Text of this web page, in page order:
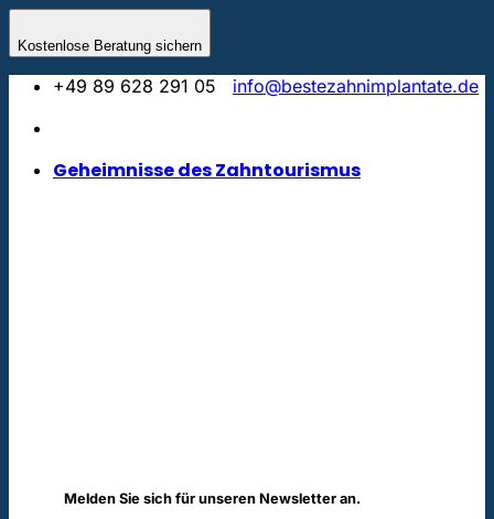
Kostenlose Beratung sichern
springen
+49 89 628 291 05
info@bestezahnimplantate.de
Geheimnisse des Zahntourismus
Melden Sie sich für unseren Newsletter an.